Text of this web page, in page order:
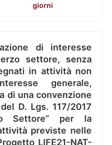
giorni
di interesse
settore, senza
in attività non
generale,
di una convenzione
D. Lgs. 117/2017
Settore” per la
previste nelle
LIFE21-NAT-